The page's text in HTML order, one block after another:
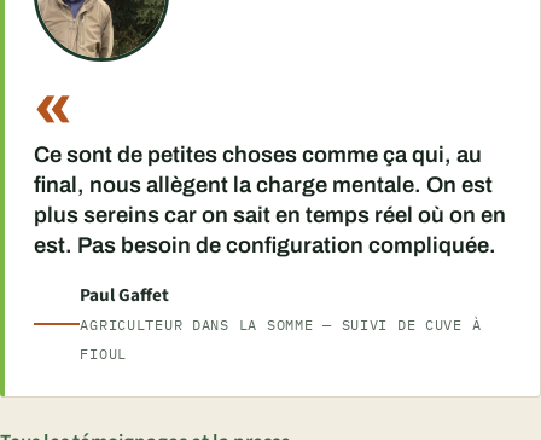
«
Ce sont de petites choses comme ça qui, au
final, nous allègent la charge mentale. On est
plus sereins car on sait en temps réel où on en
est. Pas besoin de configuration compliquée.
Paul Gaffet
AGRICULTEUR DANS LA SOMME — SUIVI DE CUVE À
FIOUL